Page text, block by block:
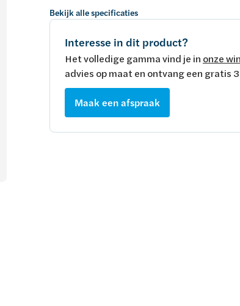
Bekijk alle specificaties
Interesse in dit product?
Het volledige gamma vind je in onze
advies op maat en ontvang een gratis
Maak een afspraak